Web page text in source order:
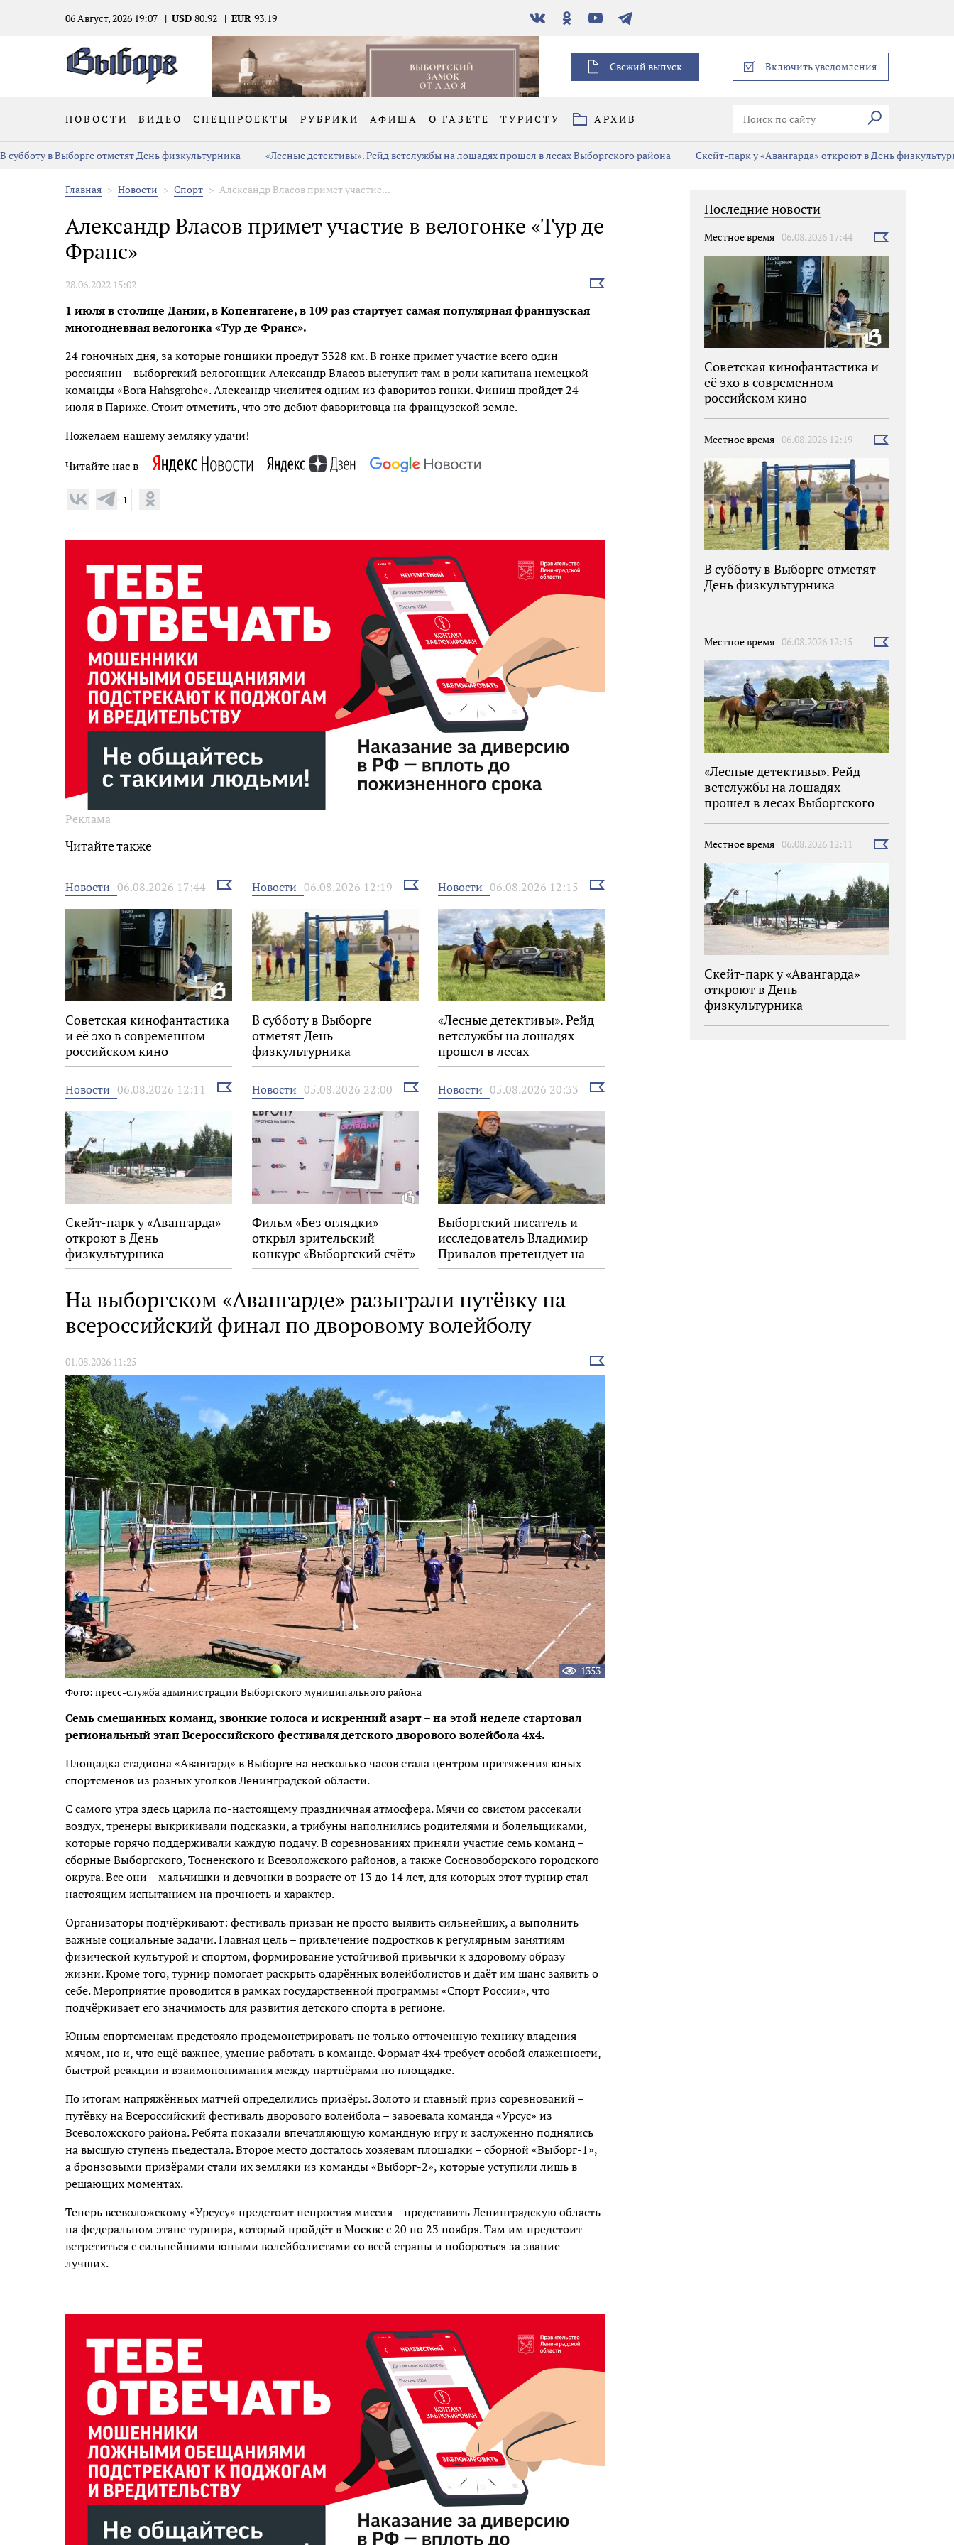
06 Август, 2026 19:07 USD 80.92 EUR 93.19
В
контакте
Одноклассники
YouTubeТелеграм
Свежий выпуск Включить уведомления
НОВОСТИ ВИДЕО СПЕЦПРОЕКТЫ РУБРИКИ АФИША О ГАЗЕТЕ ТУРИСТУ АРХИВ Искать
В субботу в Выборге отметят День физкультурника «Лесные детективы». Рейд ветслужбы на лошадях прошел в лесах Выборгского района Скейт-парк у «Авангарда» откроют в День
Главная Новости Спорт Александр Власов примет участие...
Александр Власов примет участие в велогонке «Тур де
Франс»
28.06.2022 15:02
Выбрать
1 июля в столице Дании, в Копенгагене, в 109 раз стартует самая популярная французская
многодневная велогонка «Тур де Франс».
24 гоночных дня, за которые гонщики проедут 3328 км. В гонке примет участие всего один
россиянин – выборгский велогонщик Александр Власов выступит там в роли капитана немецкой
команды «Bora Hahsgrohe». Александр числится одним из фаворитов гонки. Финиш пройдет 24
июля в Париже. Стоит отметить, что это дебют фаворитовца на французской земле.
Пожелаем нашему земляку удачи!
Читайте нас в
1
Реклама
Читайте также
Новости 06.08.2026 17:44
Выбрать
новость
Советская кинофантастика
и её эхо в современном
российском кино
Новости 06.08.2026 12:19
Выбрать
новость
В субботу в Выборге
отметят День
физкультурника
Новости 06.08.2026 12:15
Выбрать
«Лесные детективы». Рейд
ветслужбы на лошадях
прошел в лесах
Выборгского района
Новости 06.08.2026 12:11
Выбрать
новость
Скейт-парк у «Авангарда»
откроют в День
физкультурника
Новости 05.08.2026 22:00
Выбрать
новость
Фильм «Без оглядки»
открыл зрительский
конкурс «Выборгский счёт»
на 34-м фестивале «Окно в
Новости 05.08.2026 20:33
Выбрать
Выборгский писатель и
исследователь Владимир
Привалов претендует на
награду «Знание.Премия»
На выборгском «Авангарде» разыграли путёвку на
всероссийский финал по дворовому волейболу
01.08.2026 11:25
Выбрать
новость
1353
Фото: пресс-служба администрации Выборгского муниципального района
Семь смешанных команд, звонкие голоса и искренний азарт – на этой неделе стартовал
региональный этап Всероссийского фестиваля детского дворового волейбола 4х4.
Площадка стадиона «Авангард» в Выборге на несколько часов стала центром притяжения юных
спортсменов из разных уголков Ленинградской области.
С самого утра здесь царила по-настоящему праздничная атмосфера. Мячи со свистом рассекали
воздух, тренеры выкрикивали подсказки, а трибуны наполнились родителями и болельщиками,
которые горячо поддерживали каждую подачу. В соревнованиях приняли участие семь команд –
сборные Выборгского, Тосненского и Всеволожского районов, а также Сосновоборского городского
округа. Все они – мальчишки и девчонки в возрасте от 13 до 14 лет, для которых этот турнир стал
настоящим испытанием на прочность и характер.
Организаторы подчёркивают: фестиваль призван не просто выявить сильнейших, а выполнить
важные социальные задачи. Главная цель – привлечение подростков к регулярным занятиям
физической культурой и спортом, формирование устойчивой привычки к здоровому образу
жизни. Кроме того, турнир помогает раскрыть одарённых волейболистов и даёт им шанс заявить о
себе. Мероприятие проводится в рамках государственной программы «Спорт России», что
подчёркивает его значимость для развития детского спорта в регионе.
Юным спортсменам предстояло продемонстрировать не только отточенную технику владения
мячом, но и, что ещё важнее, умение работать в команде. Формат 4х4 требует особой слаженности,
быстрой реакции и взаимопонимания между партнёрами по площадке.
По итогам напряжённых матчей определились призёры. Золото и главный приз соревнований –
путёвку на Всероссийский фестиваль дворового волейбола – завоевала команда «Урсус» из
Всеволожского района. Ребята показали впечатляющую командную игру и заслуженно поднялись
на высшую ступень пьедестала. Второе место досталось хозяевам площадки – сборной «Выборг-1»,
а бронзовыми призёрами стали их земляки из команды «Выборг-2», которые уступили лишь в
решающих моментах.
Теперь всеволожскому «Урсусу» предстоит непростая миссия – представить Ленинградскую область
на федеральном этапе турнира, который пройдёт в Москве с 20 по 23 ноября. Там им предстоит
встретиться с сильнейшими юными волейболистами со всей страны и побороться за звание
лучших.
Последние новости
Местное время 06.08.2026 17:44
Выбрать
Советская кинофантастика и
её эхо в современном
российском кино
Местное время 06.08.2026 12:19
Выбрать
В субботу в Выборге отметят
День физкультурника
Местное время 06.08.2026 12:15
Выбрать
«Лесные детективы». Рейд
ветслужбы на лошадях
прошел в лесах Выборгского
Местное время 06.08.2026 12:11
Выбрать
Скейт-парк у «Авангарда»
откроют в День
физкультурника